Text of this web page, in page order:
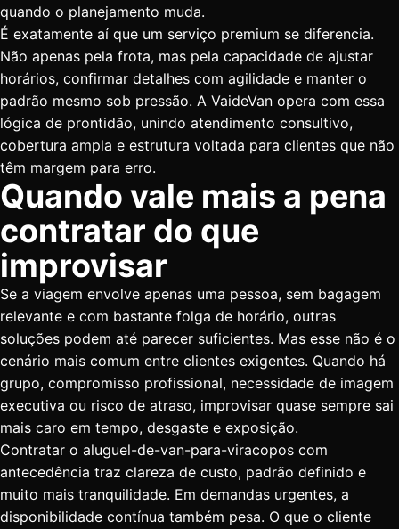
quando o planejamento muda.
É exatamente aí que um serviço premium se diferencia.
Não apenas pela frota, mas pela capacidade de ajustar
horários, confirmar detalhes com agilidade e manter o
padrão mesmo sob pressão. A VaideVan opera com essa
lógica de prontidão, unindo atendimento consultivo,
cobertura ampla e estrutura voltada para clientes que não
têm margem para erro.
Quando vale mais a pena
contratar do que
improvisar
Se a viagem envolve apenas uma pessoa, sem bagagem
relevante e com bastante folga de horário, outras
soluções podem até parecer suficientes. Mas esse não é o
cenário mais comum entre clientes exigentes. Quando há
grupo, compromisso profissional, necessidade de imagem
executiva ou risco de atraso, improvisar quase sempre sai
mais caro em tempo, desgaste e exposição.
Contratar o aluguel-de-van-para-viracopos com
antecedência traz clareza de custo, padrão definido e
muito mais tranquilidade. Em demandas urgentes, a
disponibilidade contínua também pesa. O que o cliente